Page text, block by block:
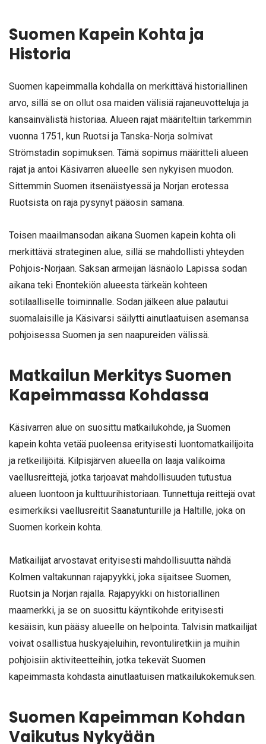
Suomen Kapein Kohta ja
Historia
Suomen kapeimmalla kohdalla on merkittävä historiallinen
arvo, sillä se on ollut osa maiden välisiä rajaneuvotteluja ja
kansainvälistä historiaa. Alueen rajat määriteltiin tarkemmin
vuonna 1751, kun Ruotsi ja Tanska-Norja solmivat
Strömstadin sopimuksen. Tämä sopimus määritteli alueen
rajat ja antoi Käsivarren alueelle sen nykyisen muodon.
Sittemmin Suomen itsenäistyessä ja Norjan erotessa
Ruotsista on raja pysynyt pääosin samana.
Toisen maailmansodan aikana Suomen kapein kohta oli
merkittävä strateginen alue, sillä se mahdollisti yhteyden
Pohjois-Norjaan. Saksan armeijan läsnäolo Lapissa sodan
aikana teki Enontekiön alueesta tärkeän kohteen
sotilaalliselle toiminnalle. Sodan jälkeen alue palautui
suomalaisille ja Käsivarsi säilytti ainutlaatuisen asemansa
pohjoisessa Suomen ja sen naapureiden välissä.
Matkailun Merkitys Suomen
Kapeimmassa Kohdassa
Käsivarren alue on suosittu matkailukohde, ja Suomen
kapein kohta vetää puoleensa erityisesti luontomatkailijoita
ja retkeilijöitä. Kilpisjärven alueella on laaja valikoima
vaellusreittejä, jotka tarjoavat mahdollisuuden tutustua
alueen luontoon ja kulttuurihistoriaan. Tunnettuja reittejä ovat
esimerkiksi vaellusreitit Saanatunturille ja Haltille, joka on
Suomen korkein kohta.
Matkailijat arvostavat erityisesti mahdollisuutta nähdä
Kolmen valtakunnan rajapyykki, joka sijaitsee Suomen,
Ruotsin ja Norjan rajalla. Rajapyykki on historiallinen
maamerkki, ja se on suosittu käyntikohde erityisesti
kesäisin, kun pääsy alueelle on helpointa. Talvisin matkailijat
voivat osallistua huskyajeluihin, revontuliretkiin ja muihin
pohjoisiin aktiviteetteihin, jotka tekevät Suomen
kapeimmasta kohdasta ainutlaatuisen matkailukokemuksen.
Suomen Kapeimman Kohdan
Vaikutus Nykyään